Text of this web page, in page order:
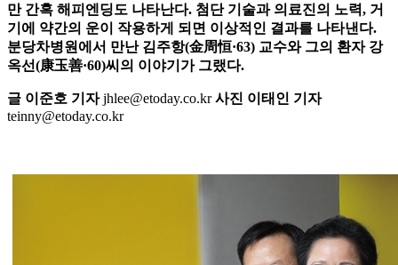
만 간혹 해피엔딩도 나타난다. 첨단 기술과 의료진의 노력, 거
기에 약간의 운이 작용하게 되면 이상적인 결과를 나타낸다.
분당차병원에서 만난 김주항(金周恒·63) 교수와 그의 환자 강
옥선(康玉善·60)씨의 이야기가 그랬다.
글 이준호 기자jhlee@etoday.co.kr사진 이태인 기자
teinny@etoday.co.kr